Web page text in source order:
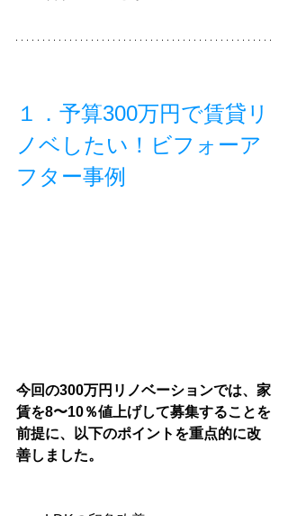
１．予算300万円で賃貸リ
ノベしたい！ビフォーア
フター事例
今回の300万円リノベーションでは、家
賃を8〜10％値上げして募集することを
前提に、以下のポイントを重点的に改
善しました。